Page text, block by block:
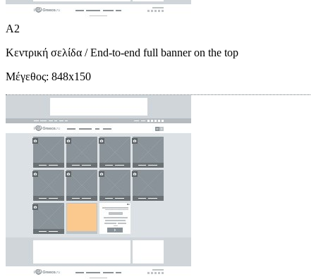
A2
Κεντρική σελίδα / End-to-end full banner on the top
Μέγεθος: 848x150